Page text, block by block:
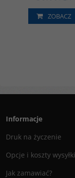
ZOBACZ
Informacje
Druk na życzenie
Opcje i koszty wysyłki
Jak zamawiać?